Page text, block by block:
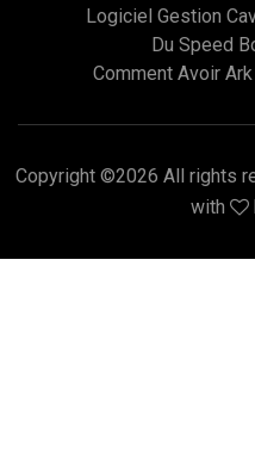
Logiciel Gestion
Du Speed
Comment Avoir
Copyright ©2026 All rights
with